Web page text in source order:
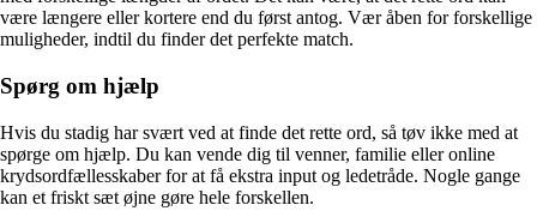
være længere eller kortere end du først antog. Vær åben for forskellige
muligheder, indtil du finder det perfekte match.
Spørg om hjælp
Hvis du stadig har svært ved at finde det rette ord, så tøv ikke med at
spørge om hjælp. Du kan vende dig til venner, familie eller online
krydsordfællesskaber for at få ekstra input og ledetråde. Nogle gange
kan et friskt sæt øjne gøre hele forskellen.